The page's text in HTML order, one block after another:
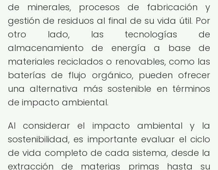
de minerales, procesos de fabricación y
gestión de residuos al final de su vida útil. Por
otro lado, las tecnologías de
almacenamiento de energía a base de
materiales reciclados o renovables, como las
baterías de flujo orgánico, pueden ofrecer
una alternativa más sostenible en términos
de impacto ambiental.
Al considerar el impacto ambiental y la
sostenibilidad, es importante evaluar el ciclo
de vida completo de cada sistema, desde la
extracción de materias primas hasta su